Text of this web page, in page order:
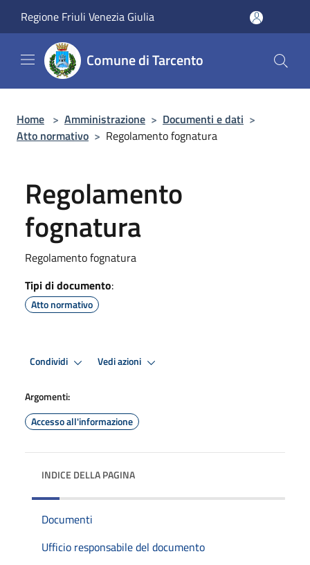
Regione Friuli Venezia Giulia
Comune di Tarcento
Home > Amministrazione > Documenti e dati >
Atto normativo > Regolamento fognatura
Regolamento
fognatura
Regolamento fognatura
Tipi di documento:
Atto normativo
Condividi Vedi azioni
Argomenti:
Accesso all'informazione
INDICE DELLA PAGINA
Documenti
Ufficio responsabile del documento